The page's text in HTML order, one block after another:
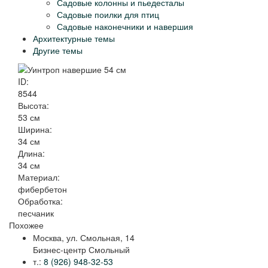
Садовые колонны и пьедесталы
Садовые поилки для птиц
Садовые наконечники и навершия
Архитектурные темы
Другие темы
ID:
8544
Высота:
53 см
Ширина:
34 см
Длина:
34 см
Материал:
фибербетон
Обработка:
песчаник
Похожее
Москва, ул. Смольная, 14
Бизнес-центр Смольный
т.: 8 (926) 948-32-53